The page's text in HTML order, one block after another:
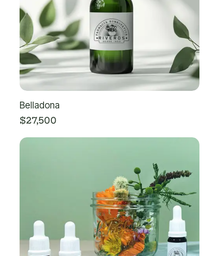
Belladona
$27,500